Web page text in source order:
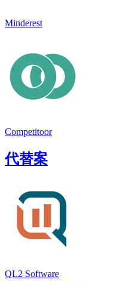
Minderest
Competitoor
代替案
QL2 Software